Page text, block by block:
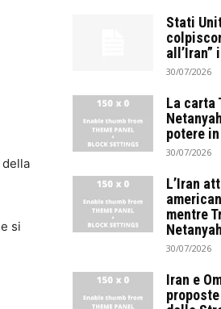
si
Stati
all’Iran”
30/07/2026
La carta
potere
30/07/2026
L’Iran
mentre
30/07/2026
Iran e